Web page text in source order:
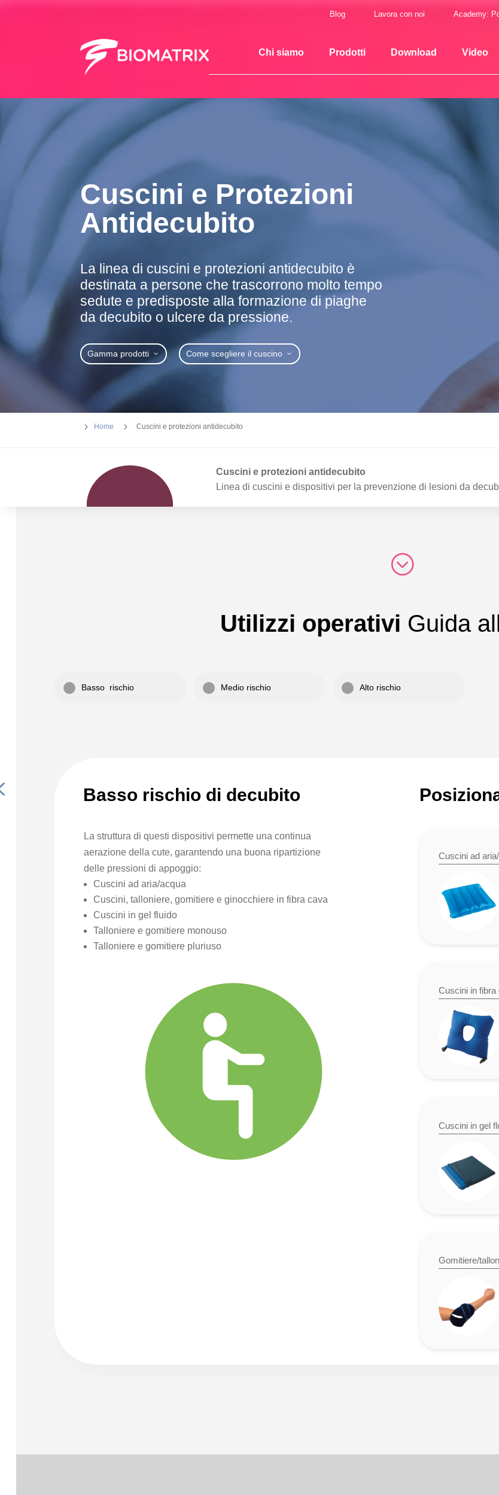
Blog Lavora con noi Academy:
Chi siamo Prodotti Download Video
Cuscini e Protezioni
Antidecubito
La linea di cuscini e protezioni antidecubito è
destinata a persone che trascorrono molto tempo
sedute e predisposte alla formazione di piaghe
da decubito o ulcere da pressione.
Gamma prodotti Come scegliere il cuscino
5 Home 5 Cuscini e protezioni antidecubito
Cuscini e protezioni antidecubito
Linea di cuscini e dispositivi per la prevenzione di lesioni da
;
Utilizzi operativi Guida
Basso rischio Medio rischio Alto rischio
Basso rischio di decubito
La struttura di questi dispositivi permette una continua
aerazione della cute, garantendo una buona ripartizione
delle pressioni di appoggio:
Cuscini ad aria/acqua
Cuscini, talloniere, gomitiere e ginocchiere in fibra cava
Cuscini in gel fluido
Talloniere e gomitiere monouso
Talloniere e gomitiere pluriuso
Cuscini ad
Cuscini in fibra
Cuscini in gel
Gomitiere/